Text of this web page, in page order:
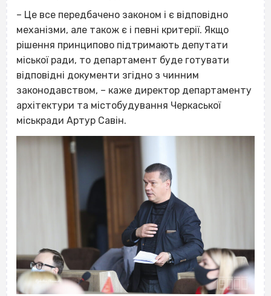
– Це все передбачено законом і є відповідно
механізми, але також є і певні критерії. Якщо
рішення принципово підтримають депутати
міської ради, то департамент буде готувати
відповідні документи згідно з чинним
законодавством, – каже директор департаменту
архітектури та містобудування Черкаської
міськради Артур Савін.